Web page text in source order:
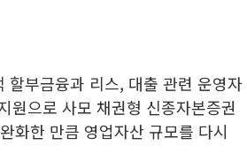
할부금융과 리스, 대출 관련 운영자
원으로 사모 채권형 신종자본증권
화한 만큼 영업자산 규모를 다시